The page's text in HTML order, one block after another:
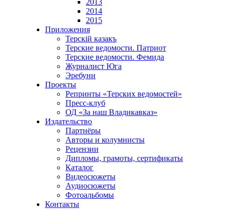
2013
2014
2015
Приложения
Терскiй казакъ
Терские ведомости. Патриот
Терские ведомости. Фемида
Журналист Юга
Эребуни
Проекты
Репринты «Терских ведомостей»
Пресс-клуб
ОД «За наш Владикавказ»
Издательство
Партнёры
Авторы и колумнисты
Рецензии
Дипломы, грамоты, сертификаты
Каталог
Видеосюжеты
Аудиосюжеты
Фотоальбомы
Контакты